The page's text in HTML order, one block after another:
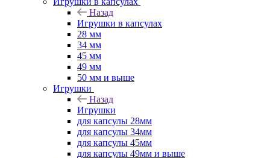
Назад
Игрушки в капсулах
28 мм
34 мм
45 мм
49 мм
50 мм и выше
Игрушки
Назад
Игрушки
для капсулы 28мм
для капсулы 34мм
для капсулы 45мм
для капсулы 49мм и выше